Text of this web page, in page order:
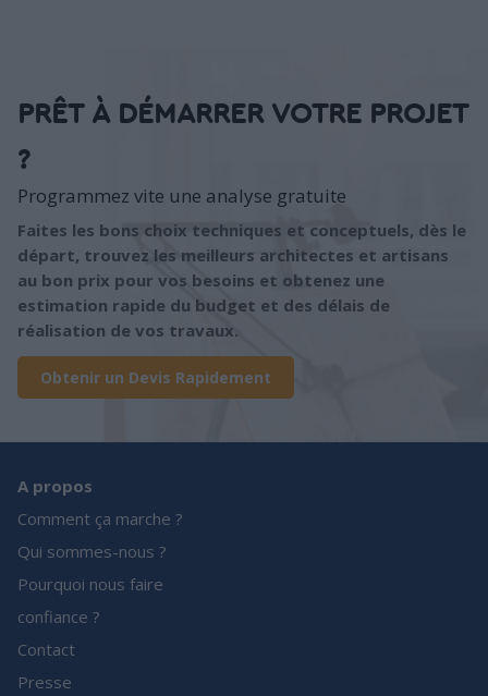
PRÊT À DÉMARRER VOTRE PROJET
?
Programmez vite une analyse gratuite
Faites les bons choix techniques et conceptuels, dès le
départ, trouvez les meilleurs architectes et artisans
au bon prix pour vos besoins et obtenez une
estimation rapide du budget et des délais de
réalisation de vos travaux.
Obtenir un Devis Rapidement
A propos
Comment ça marche ?
Qui sommes-nous ?
Pourquoi nous faire
confiance ?
Contact
Presse